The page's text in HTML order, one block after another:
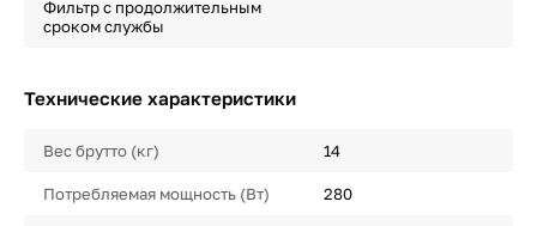
Фильтр с продолжительным
сроком службы
Технические характеристики
Вес брутто (кг) 14
Потребляемая мощность (Вт) 280